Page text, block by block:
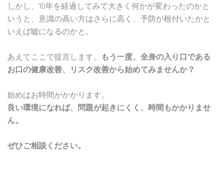
しかし、10年を経過してみて大きく何かが変わったのかと
いうと、意識の高い方はさらに高く、予防が根付いたかと
いえば嘘になるのかと。
あえてここで提言します。 もう一度、全身の入り口である
お口の健康改善、リスク改善から始めてみませんか？
始めはお時間がかかります。
良い環境になれば、問題が起きにくく、時間もかかりませ
ん。
ぜひご相談ください。